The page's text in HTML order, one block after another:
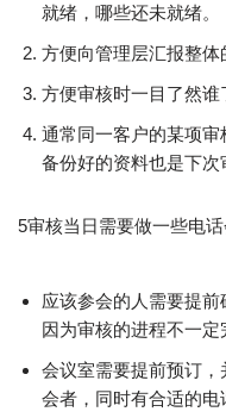
就绪，哪些还未就绪。
方便向管理层汇报整体
方便审核时一目了然谁
通常同一客户的某项
备份好的资料也是下次
5审核当日需要做一些电
应该参会的人需要提前
因为审核的进程不一定
会议室需要提前预订
会者，同时有合适的电